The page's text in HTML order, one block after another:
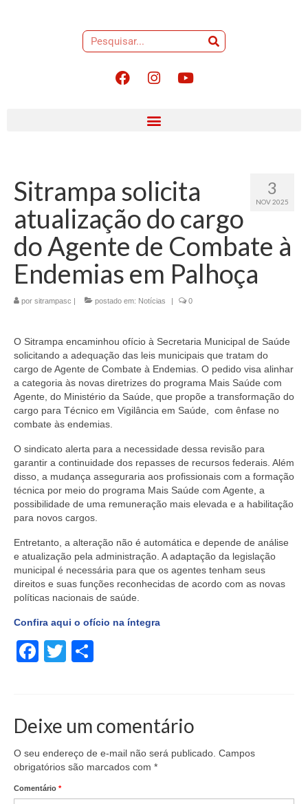
3
NOV 2025
Sitrampa solicita
atualização do cargo
do Agente de Combate à
Endemias em Palhoça
por sitrampasc postado em: Notícias 0
O Sitrampa encaminhou ofício à Secretaria Municipal de Saúde
solicitando a adequação das leis municipais que tratam do
cargo de Agente de Combate à Endemias. O pedido visa alinhar
a categoria às novas diretrizes do programa Mais Saúde com
Agente, do Ministério da Saúde, que propõe a transformação do
cargo para Técnico em Vigilância em Saúde, com ênfase no
combate às endemias.
O sindicato alerta para a necessidade dessa revisão para
garantir a continuidade dos repasses de recursos federais. Além
disso, a mudança asseguraria aos profissionais com a formação
técnica por meio do programa Mais Saúde com Agente, a
possibilidade de uma remuneração mais elevada e a habilitação
para novos cargos.
Entretanto, a alteração não é automática e depende de análise
e atualização pela administração. A adaptação da legislação
municipal é necessária para que os agentes tenham seus
direitos e suas funções reconhecidas de acordo com as novas
políticas nacionais de saúde.
Confira aqui o ofício na íntegra
Facebook
Twitter
Deixe um comentário
O seu endereço de e-mail não será publicado. Campos
obrigatórios são marcados com *
Comentário *